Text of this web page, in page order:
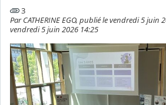
3
Par CATHERINE EGO, publié le vendredi 5 juin
vendredi 5 juin 2026 14:25